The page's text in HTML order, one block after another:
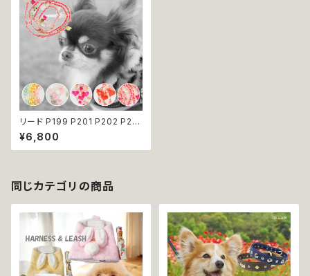
リード P199 P201 P202 P20
3 P204 ペット 犬 ドッグリード
犬リード ビーズ チェーン ハート
りぼん クリア パステル パール風
れ かわいい 散歩 送料無料 返
品交換不可
¥6,800
同じカテゴリの商品